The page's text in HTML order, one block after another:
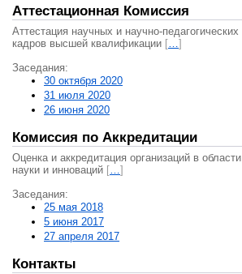
Аттестационная Комиссия
Аттестация научных и научно-педагогических
кадров высшей квалификации […]
Заседания:
30 октября 2020
31 июля 2020
26 июня 2020
Комиссия по Аккредитации
Оценка и аккредитация организаций в области
науки и инноваций […]
Заседания:
25 мая 2018
5 июня 2017
27 апреля 2017
Контакты